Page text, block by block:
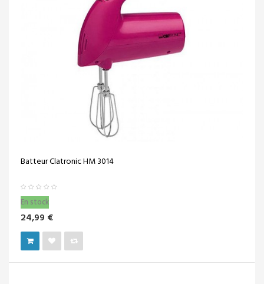
Batteur Clatronic HM 3014
En stock
24,99 €